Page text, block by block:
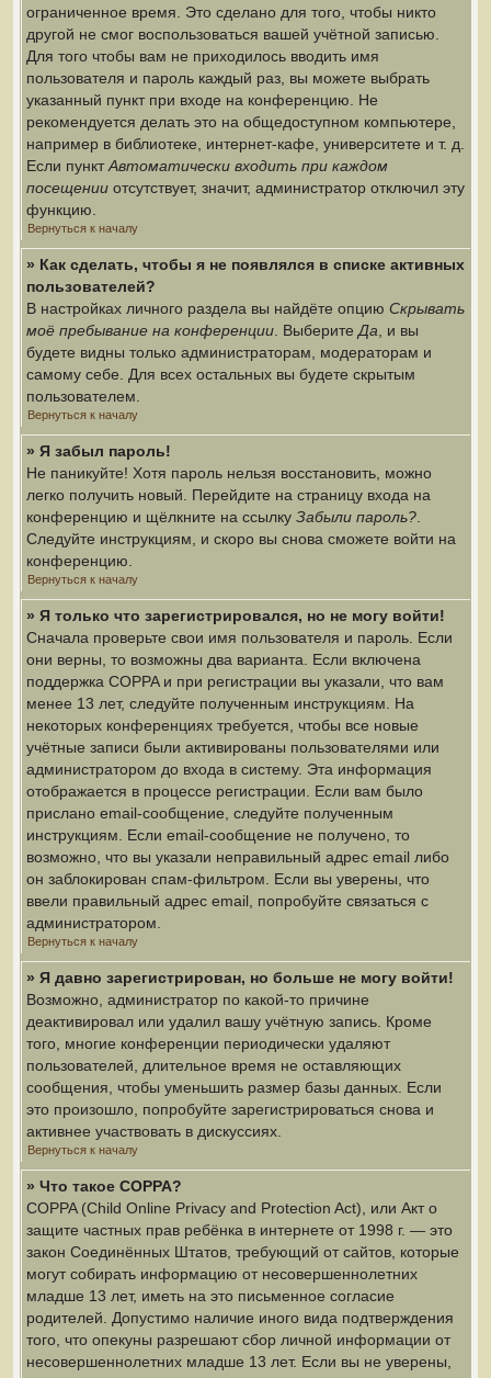
ограниченное время. Это сделано для того, чтобы никто
другой не смог воспользоваться вашей учётной записью.
Для того чтобы вам не приходилось вводить имя
пользователя и пароль каждый раз, вы можете выбрать
указанный пункт при входе на конференцию. Не
рекомендуется делать это на общедоступном компьютере,
например в библиотеке, интернет-кафе, университете и т. д.
Если пунктАвтоматически входить при каждом
посещении отсутствует, значит, администратор отключил эту
функцию.
Вернуться к началу
» Как сделать, чтобы я не появлялся в списке активных
пользователей?
В настройках личного раздела вы найдёте опцию Скрывать
моё пребывание на конференции . Выберите Да , и вы
будете видны только администраторам, модераторам и
самому себе. Для всех остальных вы будете скрытым
пользователем.
Вернуться к началу
» Я забыл пароль!
Не паникуйте! Хотя пароль нельзя восстановить, можно
легко получить новый. Перейдите на страницу входа на
конференцию и щёлкните на ссылку Забыли пароль?
Следуйте инструкциям, и скоро вы снова сможете войти на
конференцию.
Вернуться к началу
» Я только что зарегистрировался, но не могу войти!
Сначала проверьте свои имя пользователя и пароль. Если
они верны, то возможны два варианта. Если включена
поддержка COPPA и при регистрации вы указали, что вам
менее 13 лет, следуйте полученным инструкциям. На
некоторых конференциях требуется, чтобы все новые
учётные записи были активированы пользователями или
администратором до входа в систему. Эта информация
отображается в процессе регистрации. Если вам было
прислано email-сообщение, следуйте полученным
инструкциям. Если email-сообщение не получено, то
возможно, что вы указали неправильный адрес email либо
он заблокирован спам-фильтром. Если вы уверены, что
ввели правильный адрес email, попробуйте связаться с
администратором.
Вернуться к началу
» Я давно зарегистрирован, но больше не могу войти!
Возможно, администратор по какой-то причине
деактивировал или удалил вашу учётную запись. Кроме
того, многие конференции периодически удаляют
пользователей, длительное время не оставляющих
сообщения, чтобы уменьшить размер базы данных. Если
это произошло, попробуйте зарегистрироваться снова и
активнее участвовать в дискуссиях.
Вернуться к началу
» Что такое COPPA?
COPPA (Child Online Privacy and Protection Act), или Акт о
защите частных прав ребёнка в интернете от 1998 г. — это
закон Соединённых Штатов, требующий от сайтов, которые
могут собирать информацию от несовершеннолетних
младше 13 лет, иметь на это письменное согласие
родителей. Допустимо наличие иного вида подтверждения
того, что опекуны разрешают сбор личной информации от
несовершеннолетних младше 13 лет. Если вы не уверены,